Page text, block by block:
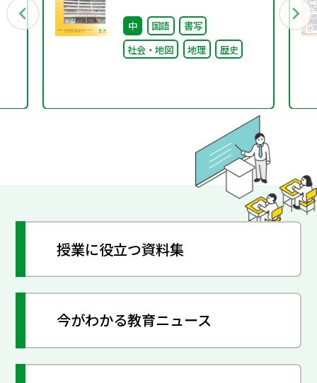
取り組み編～
中 国語
書写
社会・地図
地理 歴史
授業に役立つ資料集
今がわかる教育ニュース